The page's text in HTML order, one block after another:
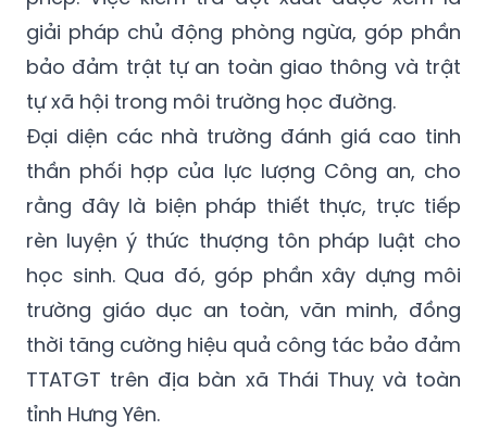
giải pháp chủ động phòng ngừa, góp phần
bảo đảm trật tự an toàn giao thông và trật
tự xã hội trong môi trường học đường.
Đại diện các nhà trường đánh giá cao tinh
thần phối hợp của lực lượng Công an, cho
rằng đây là biện pháp thiết thực, trực tiếp
rèn luyện ý thức thượng tôn pháp luật cho
học sinh. Qua đó, góp phần xây dựng môi
trường giáo dục an toàn, văn minh, đồng
thời tăng cường hiệu quả công tác bảo đảm
TTATGT trên địa bàn xã Thái Thuỵ và toàn
tỉnh Hưng Yên.